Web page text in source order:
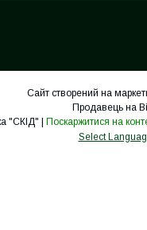
Сайт створений на
Продавець на
Поскаржитися на
Select